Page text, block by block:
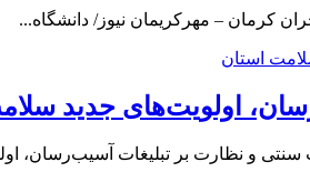
اولویت‌های جدید
و نظارت بر تبلیغات آسیب‌رسان،